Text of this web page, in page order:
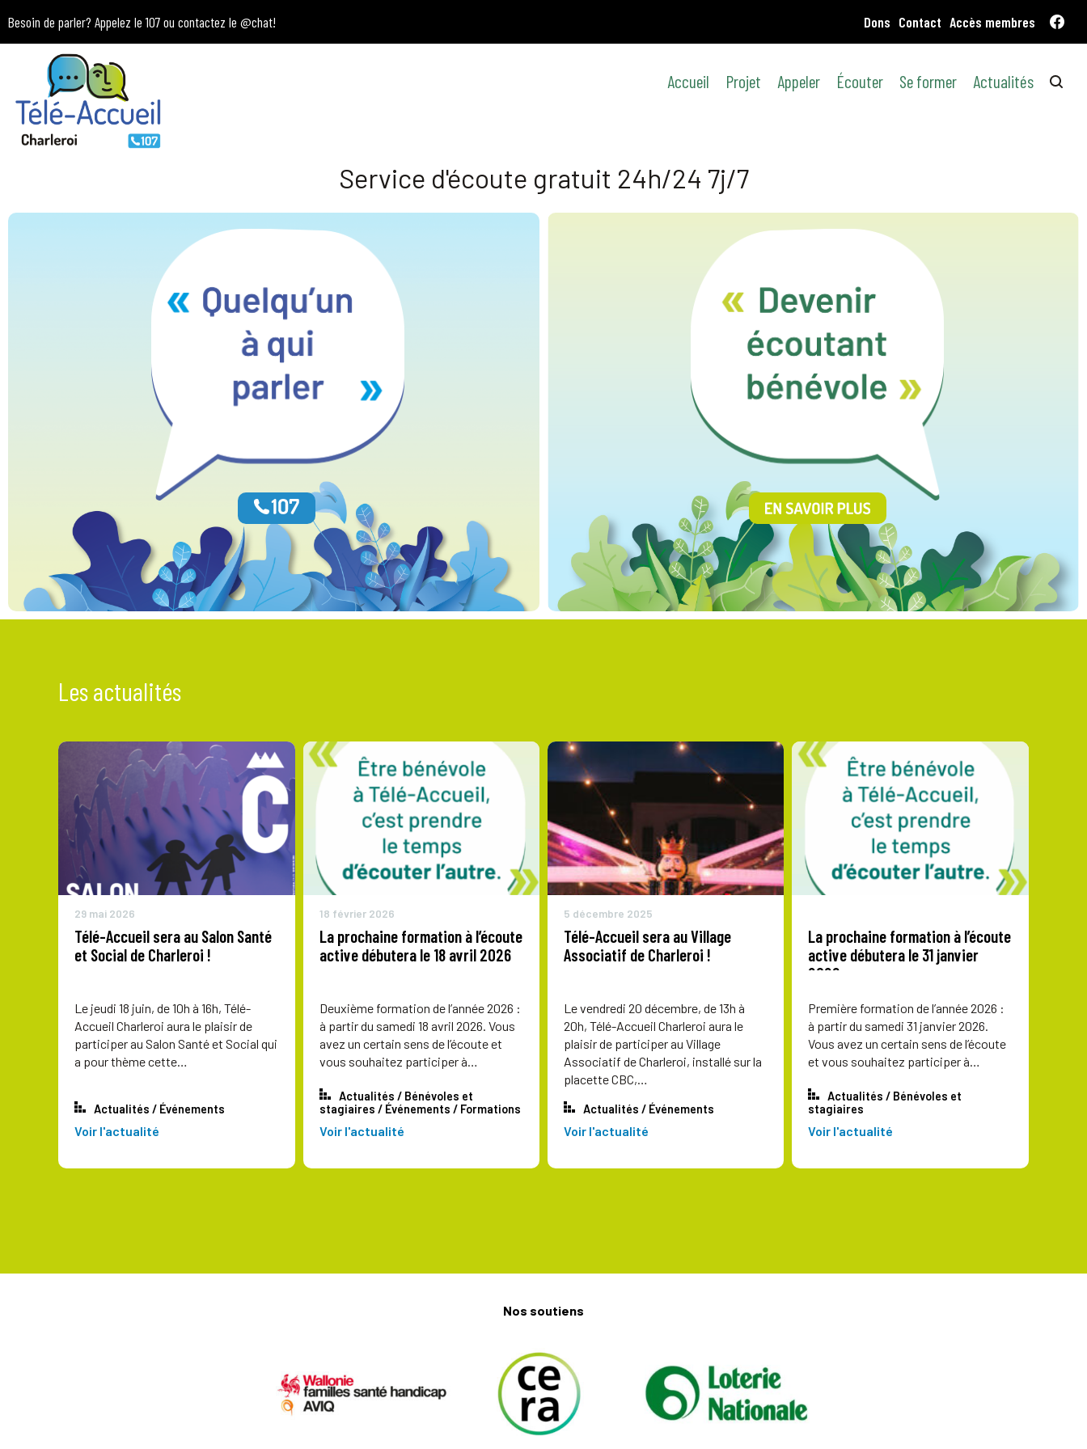
Besoin de parler? Appelez le 107 ou contactez le @chat! Dons Contact Accès membres
Accueil Projet Appeler Écouter Se former Actualités
Service d'écoute gratuit 24h/24 7j/7
Les actualités
29 mai 2026
Télé-Accueil sera au Salon Santé
et Social de Charleroi !
Le jeudi 18 juin, de 10h à 16h, Télé-
Accueil Charleroi aura le plaisir de
participer au Salon Santé et Social qui
a pour thème cette…
Actualités / Événements
Voir l'actualité
18 février 2026
La prochaine formation à l’écoute
active débutera le 18 avril 2026
Deuxième formation de l’année 2026 :
à partir du samedi 18 avril 2026. Vous
avez un certain sens de l’écoute et
vous souhaitez participer à…
Actualités / Bénévoles et
stagiaires / Événements / Formations
Voir l'actualité
5 décembre 2025
Télé-Accueil sera au Village
Associatif de Charleroi !
Le vendredi 20 décembre, de 13h à
20h, Télé-Accueil Charleroi aura le
plaisir de participer au Village
Associatif de Charleroi, installé sur la
placette CBC,…
Actualités / Événements
Voir l'actualité
La prochaine formation à l’écoute
active débutera le 31 janvier
2026
Première formation de l’année 2026 :
à partir du samedi 31 janvier 2026.
Vous avez un certain sens de l’écoute
et vous souhaitez participer à…
Actualités / Bénévoles et
stagiaires
Voir l'actualité
Nos soutiens